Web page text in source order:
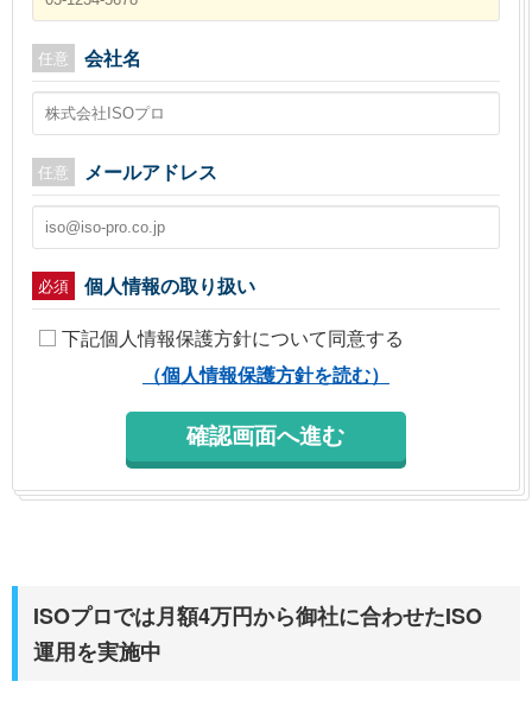
任意 会社名
任意 メールアドレス
必須
個人情報の取り扱い
下記個人情報保護方針について同意する
（個人情報保護方針を読む）
ISOプロでは月額4万円から御社に合わせたISO
運用を実施中